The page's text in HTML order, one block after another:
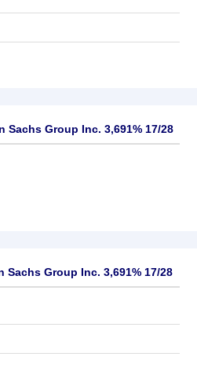
Sachs Group Inc. 3,691% 17/28
Sachs Group Inc. 3,691% 17/28